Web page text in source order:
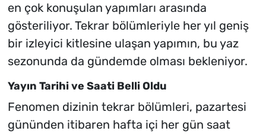
en çok konuşulan yapımları arasında
gösteriliyor. Tekrar bölümleriyle her yıl geniş
bir izleyici kitlesine ulaşan yapımın, bu yaz
sezonunda da gündemde olması bekleniyor.
Yayın Tarihi ve Saati Belli Oldu
Fenomen dizinin tekrar bölümleri, pazartesi
gününden itibaren hafta içi her gün saat